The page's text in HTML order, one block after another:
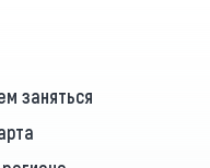
заняться